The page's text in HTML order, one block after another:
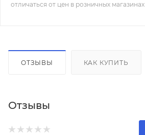
отличаться от цен в розничных магазинах
ОТЗЫВЫ КАК КУПИТЬ
Отзывы